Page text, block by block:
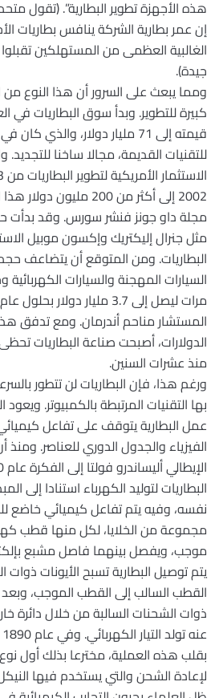
هذه الأجهزة تطوير البطارية”. (تقول
إن عمر بطارية الشركة ينافس بطاريات
الغالبية العظمى من المستهلكين
جيدة).
ومما يبعث على السرور أن هذا النوع
كبيرة للتطوير. وبدأ سوق البطاريات في
قيمته إلى 71 مليار دولار،
للتقنيات القديمة، مجالا ساخنا للتجديد.
2002 إلى أكثر من 200
مجلة داو جونز فنشر سورس. وقد بدأت
مثل جنرال إليكتريك وإكسون موبيل
البطاريات. ومن المتوقع أن يتضاعف
السيارات المهجنة والسيارات
المستشار مناحم أندرمان. ومع تدفق
الدولارات، أصبحت صناعة البطاريات
منذ عشرات السنين.
ورغم هذا، فإن البطاريات لن تتطور
بها التقنيات المرتبطة بالكمبيوتر.
عمل البطارية يتوقف على تفاعل
الفيزياء والجدول الدوري للعناصر. ومنذ
البطاريات لتوليد الكهرباء استنادا إلى
نفسه، وفيه يتم تفاعل كيميائي خاضع
مجموعة من الخلايا، لكل منها قطب
موجب، ويفصل بينهما فاصل مشبع
يتم توصيل البطارية تسبح الأيونات
القطب السالب إلى القطب الموجب، وبعد
ذوات الشحنات السالبة من خلال دائرة
بقلب هذه العملية، مخترعا بذلك أول نوع
لإعادة الشحن والتي يستخدم فيها